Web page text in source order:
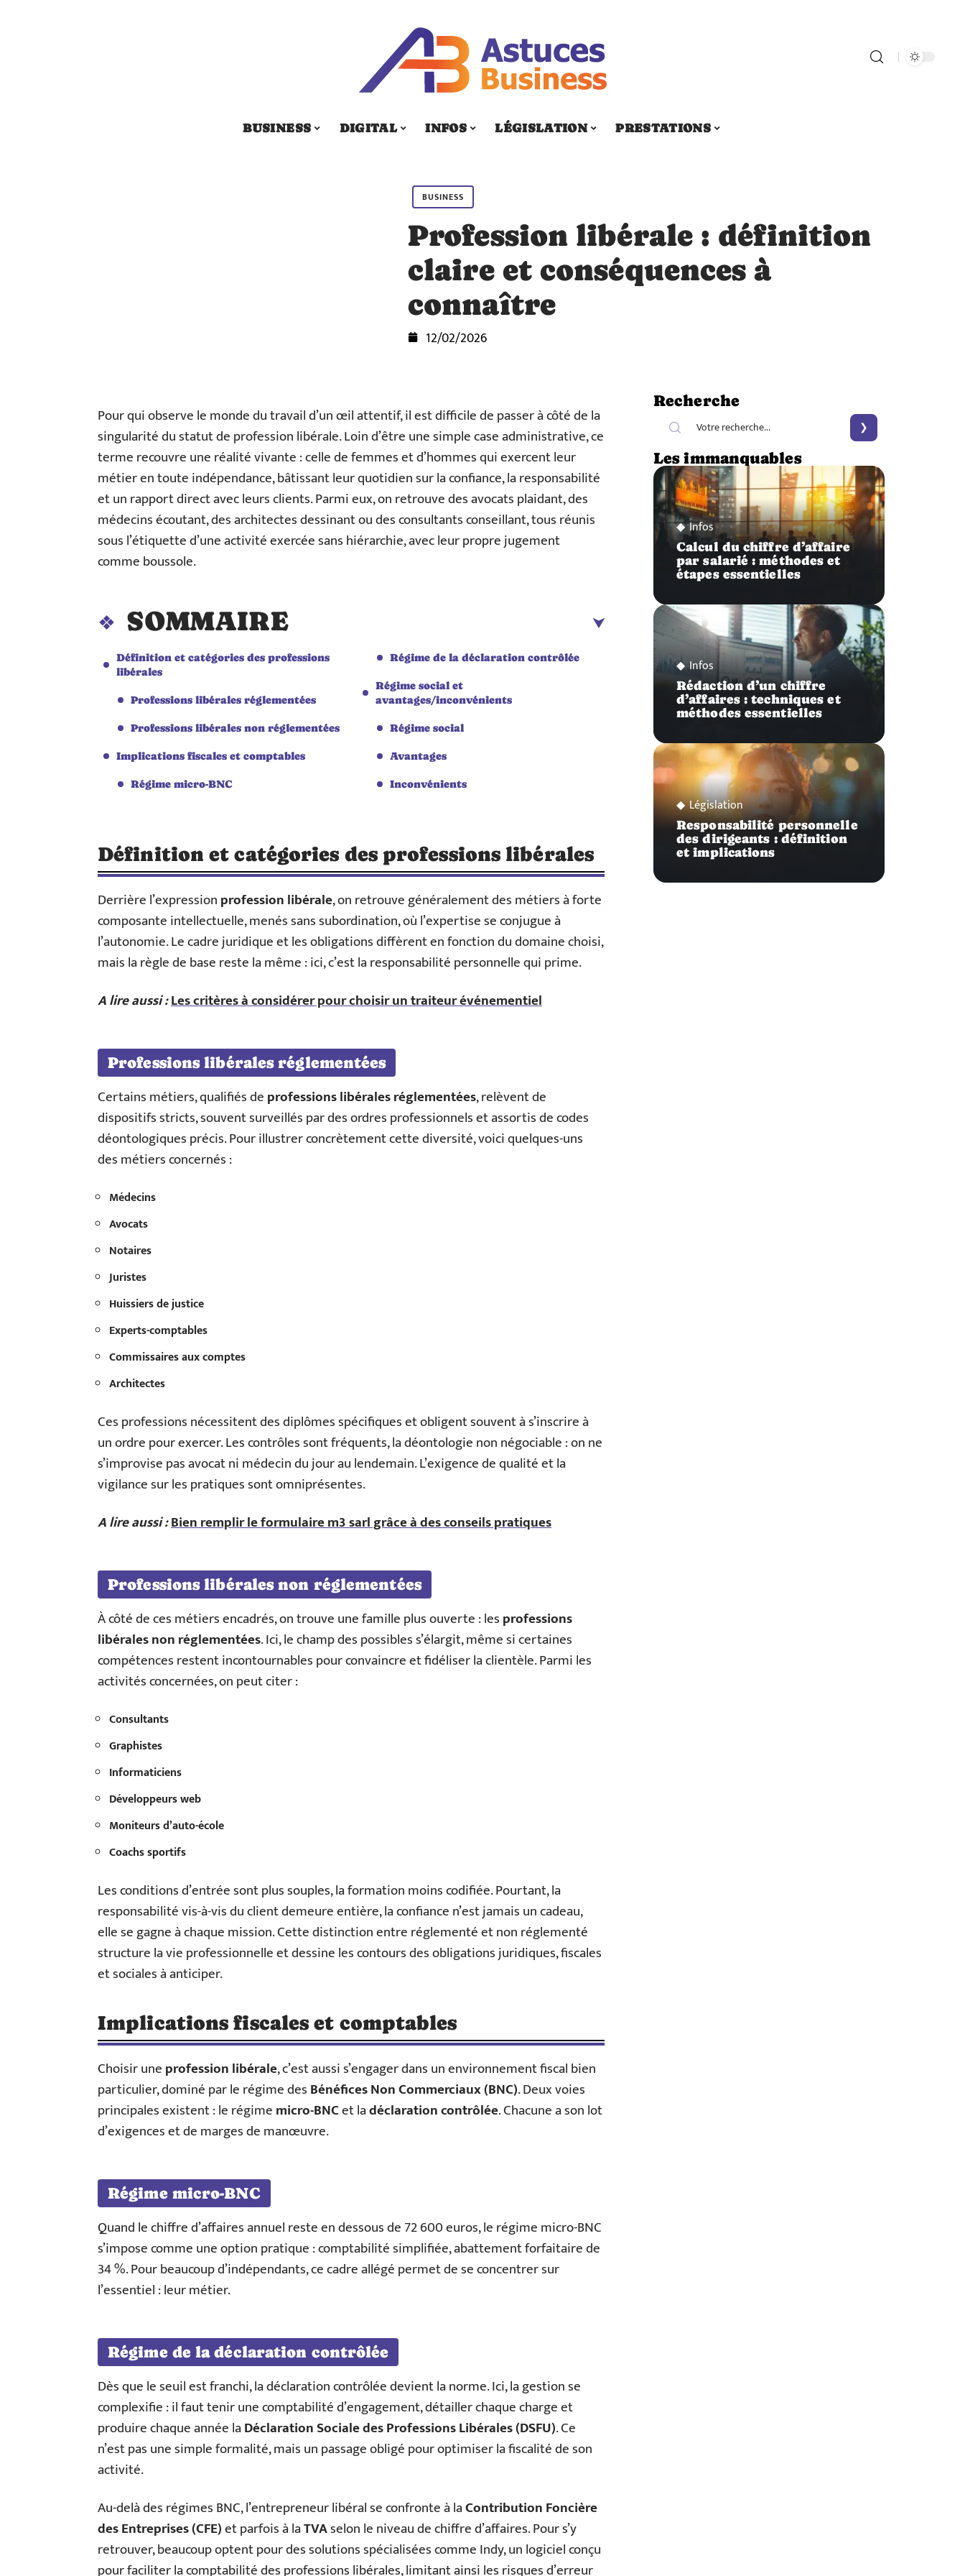
BUSINESS DIGITAL INFOS LÉGISLATION PRESTATIONS
BUSINESS
Profession libérale : définition
claire et conséquences à
connaître
12/02/2026
Pour qui observe le monde du travail d’un œil attentif, il est difficile de passer à côté de la
singularité du statut de profession libérale. Loin d’être une simple case administrative, ce
terme recouvre une réalité vivante : celle de femmes et d’hommes qui exercent leur
métier en toute indépendance, bâtissant leur quotidien sur la confiance, la responsabilité
et un rapport direct avec leurs clients. Parmi eux, on retrouve des avocats plaidant, des
médecins écoutant, des architectes dessinant ou des consultants conseillant, tous réunis
sous l’étiquette d’une activité exercée sans hiérarchie, avec leur propre jugement
comme boussole.
SOMMAIRE
Définition et catégories des professions
libérales
Professions libérales réglementées
Professions libérales non réglementées
Implications fiscales et comptables
Régime micro-BNC
Régime de la déclaration contrôlée
Régime social et
avantages/inconvénients
Régime social
Avantages
Inconvénients
Définition et catégories des professions libérales
Derrière l’expressionprofession libérale, on retrouve généralement des métiers à forte
composante intellectuelle, menés sans subordination, où l’expertise se conjugue à
l’autonomie. Le cadre juridique et les obligations diffèrent en fonction du domaine choisi,
mais la règle de base reste la même : ici, c’est la responsabilité personnelle qui prime.
A lire aussi :Les critères à considérer pour choisir un traiteur événementiel
Professions libérales réglementées
Certains métiers, qualifiés deprofessions libérales réglementées, relèvent de
dispositifs stricts, souvent surveillés par des ordres professionnels et assortis de codes
déontologiques précis. Pour illustrer concrètement cette diversité, voici quelques-uns
des métiers concernés :
Médecins
Avocats
Notaires
Juristes
Huissiers de justice
Experts-comptables
Commissaires aux comptes
Architectes
Ces professions nécessitent des diplômes spécifiques et obligent souvent à s’inscrire à
un ordre pour exercer. Les contrôles sont fréquents, la déontologie non négociable : on ne
s’improvise pas avocat ni médecin du jour au lendemain. L’exigence de qualité et la
vigilance sur les pratiques sont omniprésentes.
A lire aussi :Bien remplir le formulaire m3 sarl grâce à des conseils pratiques
Professions libérales non réglementées
À côté de ces métiers encadrés, on trouve une famille plus ouverte : lesprofessions
libérales non réglementées. Ici, le champ des possibles s’élargit, même si certaines
compétences restent incontournables pour convaincre et fidéliser la clientèle. Parmi les
activités concernées, on peut citer :
Consultants
Graphistes
Informaticiens
Développeurs web
Moniteurs d’auto-école
Coachs sportifs
Les conditions d’entrée sont plus souples, la formation moins codifiée. Pourtant, la
responsabilité vis-à-vis du client demeure entière, la confiance n’est jamais un cadeau,
elle se gagne à chaque mission. Cette distinction entre réglementé et non réglementé
structure la vie professionnelle et dessine les contours des obligations juridiques, fiscales
et sociales à anticiper.
Implications fiscales et comptables
Choisir uneprofession libérale, c’est aussi s’engager dans un environnement fiscal bien
particulier, dominé par le régime desBénéfices Non Commerciaux (BNC). Deux voies
principales existent : le régimemicro-BNCet ladéclaration contrôlée. Chacune a son lot
d’exigences et de marges de manœuvre.
Régime micro-BNC
Quand le chiffre d’affaires annuel reste en dessous de 72 600 euros, le régime micro-BNC
s’impose comme une option pratique : comptabilité simplifiée, abattement forfaitaire de
34 %. Pour beaucoup d’indépendants, ce cadre allégé permet de se concentrer sur
l’essentiel : leur métier.
Régime de la déclaration contrôlée
Dès que le seuil est franchi, la déclaration contrôlée devient la norme. Ici, la gestion se
complexifie : il faut tenir une comptabilité d’engagement, détailler chaque charge et
produire chaque année laDéclaration Sociale des Professions Libérales (DSFU). Ce
n’est pas une simple formalité, mais un passage obligé pour optimiser la fiscalité de son
activité.
Au-delà des régimes BNC, l’entrepreneur libéral se confronte à laContribution Foncière
des Entreprises (CFE)et parfois à laTVAselon le niveau de chiffre d’affaires. Pour s’y
retrouver, beaucoup optent pour des solutions spécialisées comme Indy, un logiciel conçu
pour faciliter la comptabilité des professions libérales, limitant ainsi les risques d’erreur
Recherche
Les immanquables
Infos
Calcul du chiffre d’affaire
par salarié : méthodes et
étapes essentielles
Infos
Rédaction d’un chiffre
d’affaires : techniques et
méthodes essentielles
Législation
Responsabilité personnelle
des dirigeants : définition
et implications